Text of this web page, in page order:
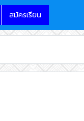
สมัครเรียน